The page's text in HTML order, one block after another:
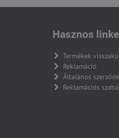
Hasznos
Termékek
Reklamáció
Általános
Reklamációs